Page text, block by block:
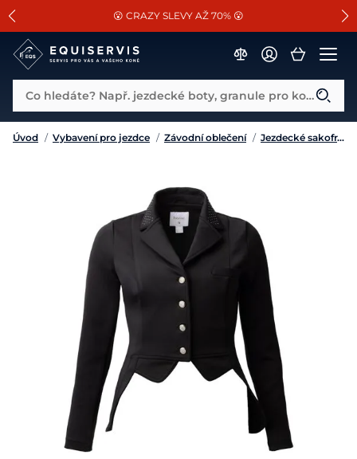
SLEVA 13% na vše od Cassini!
😮 CRAZY SLEVY AŽ 70% 😮
📐Pasování a doplňky k vybraným sedlům ZDARMA 🐴
Co hledáte? Např. jezdecké boty, granule pro koně...
Úvod / Vybavení pro jezdce / Závodní oblečení / Jezdecké sakofraky